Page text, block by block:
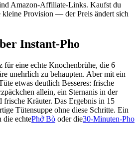
Amazon-Affiliate-Links. Kaufst du
kleine Provision — der Preis ändert sich
Instant-Pho
für eine echte Knochenbrühe, die 6
unehrlich zu behaupten. Aber mit ein
etwas deutlich Besseres: frische
allein, ein Sternanis in der
frische Kräuter. Das Ergebnis in 15
Tütensuppe ohne diese Schritte. Ein
die echtePhở Bò oder die30-Minuten-Pho